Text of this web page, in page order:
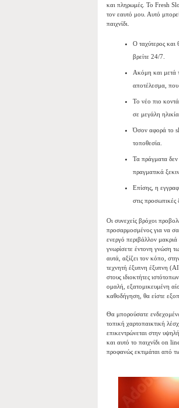
και πληρωμές. Το Fresh
τον εαυτό μου. Αυτό
παιχνίδι.
Ο ταχύτερος και
βρείτε 24/7.
Ακόμη και μετά
αποτέλεσμα, που
Το νέο πιο
σε μεγάλη ηλικία
Όσον αφορά το
τοποθεσία.
Τα πράγματα δεν
πραγματικά
Επίσης, η
στις προσωπικές
Οι συνεχείς βρόχοι
προσαρμοσμένος για να
ενεργό περιβάλλον
γνωρίσετε έντονη γνώση
αυτά, αξίζει τον κόπο,
τεχνητή έξυπνη έξυπνη
στους ιδιοκτήτες
ομαλή, εξατομικευμένη
καθοδήγηση, θα είστε
Θα μπορούσατε
τοπική χαρτοπαικτική
επικεντρώνεται στην
και αυτό το παιχνίδι on
προφανώς εκτιμάται από